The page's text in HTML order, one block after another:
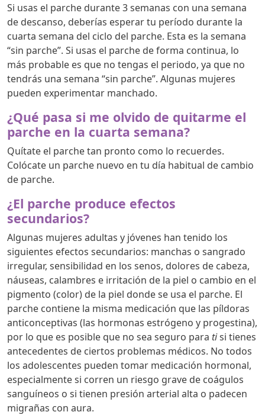
Si usas el parche durante 3 semanas con una semana
de descanso, deberías esperar tu período durante la
cuarta semana del ciclo del parche. Esta es la semana
“sin parche”. Si usas el parche de forma continua, lo
más probable es que no tengas el periodo, ya que no
tendrás una semana “sin parche”. Algunas mujeres
pueden experimentar manchado.
¿Qué pasa si me olvido de quitarme el
parche en la cuarta semana?
Quítate el parche tan pronto como lo recuerdes.
Colócate un parche nuevo en tu día habitual de cambio
de parche.
¿El parche produce efectos
secundarios?
Algunas mujeres adultas y jóvenes han tenido los
siguientes efectos secundarios: manchas o sangrado
irregular, sensibilidad en los senos, dolores de cabeza,
náuseas, calambres e irritación de la piel o cambio en el
pigmento (color) de la piel donde se usa el parche. El
parche contiene la misma medicación que las píldoras
anticonceptivas (las hormonas estrógeno y progestina),
por lo que es posible que no sea seguro para tisi tienes
antecedentes de ciertos problemas médicos. No todos
los adolescentes pueden tomar medicación hormonal,
especialmente si corren un riesgo grave de coágulos
sanguíneos o si tienen presión arterial alta o padecen
migrañas con aura.